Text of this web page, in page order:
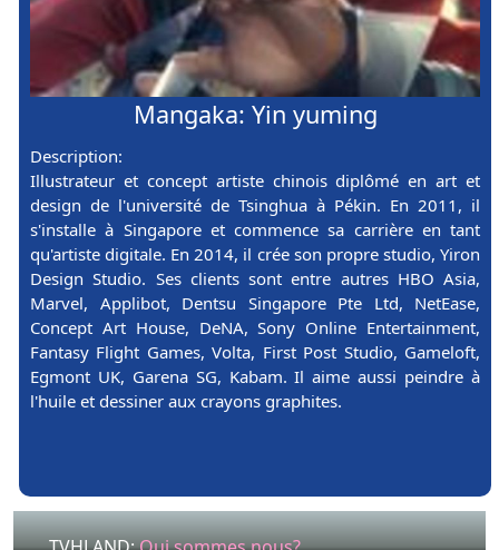
Mangaka: Yin yuming
Description:
Illustrateur et concept artiste chinois diplômé en art et
design de l'université de Tsinghua à Pékin. En 2011, il
s'installe à Singapore et commence sa carrière en tant
qu'artiste digitale. En 2014, il crée son propre studio, Yiron
Design Studio. Ses clients sont entre autres HBO Asia,
Marvel, Applibot, Dentsu Singapore Pte Ltd, NetEase,
Concept Art House, DeNA, Sony Online Entertainment,
Fantasy Flight Games, Volta, First Post Studio, Gameloft,
Egmont UK, Garena SG, Kabam. Il aime aussi peindre à
l'huile et dessiner aux crayons graphites.